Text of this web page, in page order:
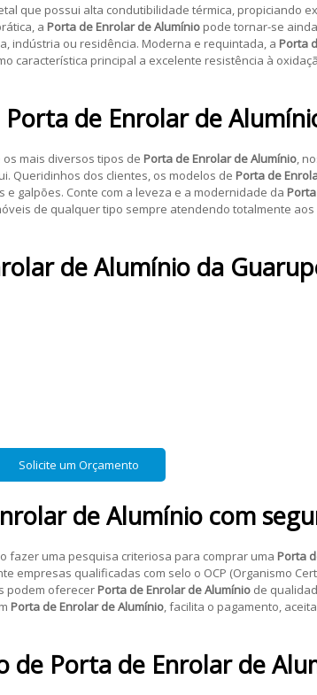
que possui alta condutibilidade térmica, propiciando
a Porta de Enrolar de Alumínio pode tornar-se
indústria ou residência. Moderna e requintada, a Porta
característica principal a excelente resistência à
Porta de Enrolar de
mais diversos tipos de Porta de Enrolar de Alumínio ,
Queridinhos dos clientes, os modelos de Porta de
galpões. Conte com a leveza e a modernidade da
de qualquer tipo sempre atendendo totalmente
de Alumínio da
Solicite um Orçamento
de Alumínio com
fazer uma pesquisa criteriosa para comprar uma Porta
qualificadas com selo o OCP (Organismo
podem oferecer Porta de Enrolar de Alumínio de
Porta de Enrolar de Alumínio , facilita o pagamento,
de Porta de Enrolar de